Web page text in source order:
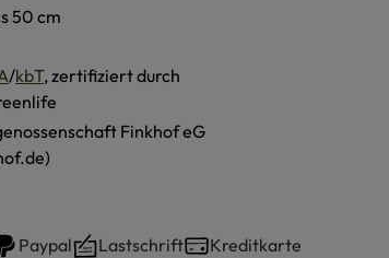
50 cm
/kbT, zertifiziert durch
Finkhof eG
Paypal Lastschrift Kreditkarte